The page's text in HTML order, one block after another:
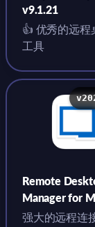
v9.1.21
👍 优秀的远程
工具
Remote
Manager for
v2022.3.9.0
强大的远程连